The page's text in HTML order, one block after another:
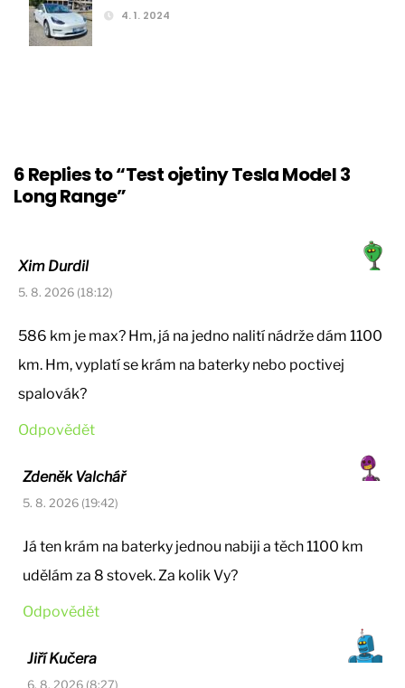
4. 1. 2024
6 Replies to “Test ojetiny Tesla Model 3
Long Range”
Xim Durdil
5. 8. 2026 (18:12)
586 km je max? Hm, já na jedno nalití nádrže dám 1100
km. Hm, vyplatí se krám na baterky nebo poctivej
spalovák?
Odpovědět
Zdeněk Valchář
5. 8. 2026 (19:42)
Já ten krám na baterky jednou nabiji a těch 1100 km
udělám za 8 stovek. Za kolik Vy?
Odpovědět
Jiří Kučera
6. 8. 2026 (8:27)